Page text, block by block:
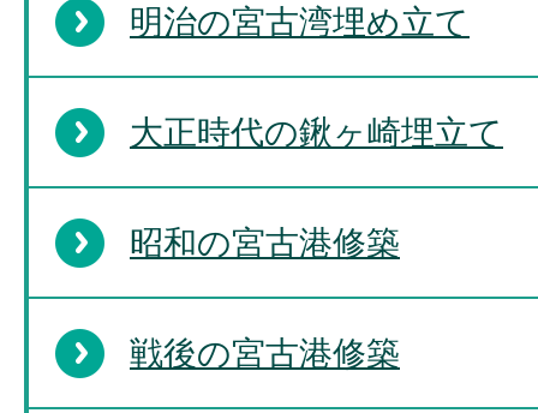
明治の宮古湾埋め立て
大正時代の鍬ヶ崎埋立て
昭和の宮古港修築
戦後の宮古港修築